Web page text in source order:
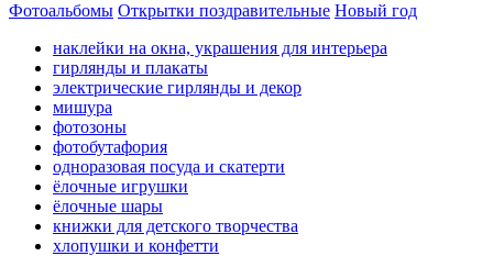
Фотоальбомы Открытки поздравительные Новый год
наклейки на окна, украшения для интерьера
гирлянды и плакаты
электрические гирлянды и декор
мишура
фотозоны
фотобутафория
одноразовая посуда и скатерти
ёлочные игрушки
ёлочные шары
книжки для детского творчества
хлопушки и конфетти